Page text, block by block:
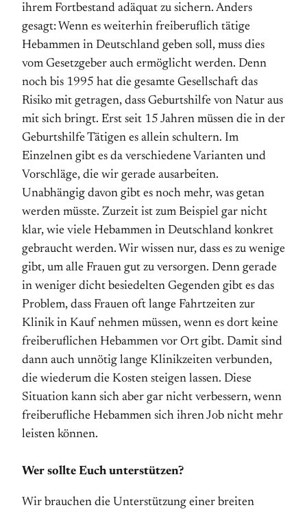
ihrem Fortbestand adäquat zu sichern. Anders
gesagt: Wenn es weiterhin freiberuflich tätige
Hebammen in Deutschland geben soll, muss dies
vom Gesetzgeber auch ermöglicht werden. Denn
noch bis 1995 hat die gesamte Gesellschaft das
Risiko mit getragen, dass Geburtshilfe von Natur aus
mit sich bringt. Erst seit 15 Jahren müssen die in der
Geburtshilfe Tätigen es allein schultern. Im
Einzelnen gibt es da verschiedene Varianten und
Vorschläge, die wir gerade ausarbeiten.
Unabhängig davon gibt es noch mehr, was getan
werden müsste. Zurzeit ist zum Beispiel gar nicht
klar, wie viele Hebammen in Deutschland konkret
gebraucht werden. Wir wissen nur, dass es zu wenige
gibt, um alle Frauen gut zu versorgen. Denn gerade
in weniger dicht besiedelten Gegenden gibt es das
Problem, dass Frauen oft lange Fahrtzeiten zur
Klinik in Kauf nehmen müssen, wenn es dort keine
freiberuflichen Hebammen vor Ort gibt. Damit sind
dann auch unnötig lange Klinikzeiten verbunden,
die wiederum die Kosten steigen lassen. Diese
Situation kann sich aber gar nicht verbessern, wenn
freiberufliche Hebammen sich ihren Job nicht mehr
leisten können.
Wer sollte Euch unterstützen?
Wir brauchen die Unterstützung einer breiten